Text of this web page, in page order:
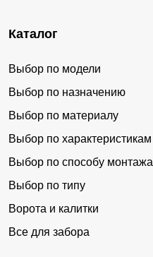
Каталог
Выбор по модели
Выбор по назначению
Выбор по материалу
Выбор по характеристикам
Выбор по способу монтажа
Выбор по типу
Ворота и калитки
Все для забора